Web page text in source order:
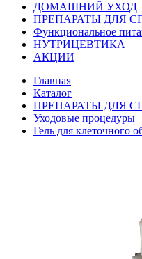
ДОМАШНИЙ УХОД
ПРЕПАРАТЫ ДЛЯ
Функциональное
НУТРИЦЕВТИКА
АКЦИИ
Главная
Каталог
ПРЕПАРАТЫ ДЛЯ
Уходовые процедуры
Гель для клеточного